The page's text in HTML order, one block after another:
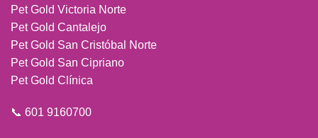
Pet Gold Victoria Norte
Pet Gold Cantalejo
Pet Gold San Cristóbal Norte
Pet Gold San Cipriano
Pet Gold Clínica
📞 601 9160700